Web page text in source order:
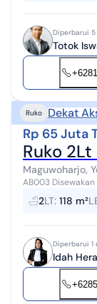
Diperbarui 5
Totok
Ruko Dekat
Rp 65 Juta
Ruko
Maguwoharjo,
AB003 Disewakan ruko di Sembego, Maguwoharjo, Depok, Sleman.
Ruko ini berada
mudah dijangkau
2LT: 118 m²
Diperbarui 1
Idah